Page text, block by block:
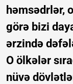
həmsədrlər,
görə bizi
ərzində
O ölkələr
nüvə